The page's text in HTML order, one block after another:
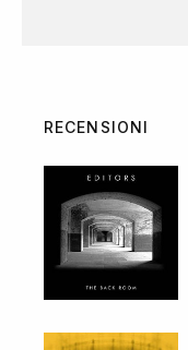
RECENSIONI